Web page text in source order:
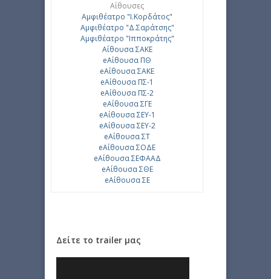
Αίθουσες
Αμφιθέατρο "Ι.Κορδάτος"
Αμφιθέατρο "Δ.Σαράτσης"
Αμφιθέατρο "Ιπποκράτης"
Αίθουσα ΣΑΚΕ
eΑίθουσα ΠΘ
eΑίθουσα ΣΑΚΕ
eΑίθουσα ΠΣ-1
eΑίθουσα ΠΣ-2
eΑίθουσα ΣΓΕ
eΑίθουσα ΣΕΥ-1
eΑίθουσα ΣΕΥ-2
eΑίθουσα ΣΤ
eΑίθουσα ΣΟΔΕ
eΑίθουσα ΣΕΦΑΑΔ
eΑίθουσα ΣΘΕ
eΑίθουσα ΣΕ
Δείτε το trailer μας